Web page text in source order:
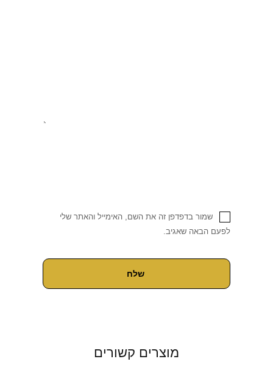
שמור בדפדפן זה את השם, האימייל והאתר שלי
לפעם הבאה שאגיב.
מוצרים קשורים